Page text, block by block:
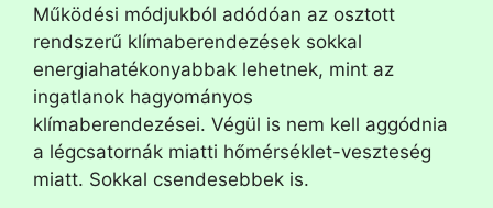
Működési módjukból adódóan az osztott
rendszerű klímaberendezések sokkal
energiahatékonyabbak lehetnek, mint az
ingatlanok hagyományos
klímaberendezései. Végül is nem kell aggódnia
a légcsatornák miatti hőmérséklet-veszteség
miatt. Sokkal csendesebbek is.